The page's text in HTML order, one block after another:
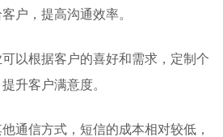
户，提高沟通效率。
可以根据客户的喜好和需求，定制个
升客户满意度。
通信方式，短信的成本相对较低，